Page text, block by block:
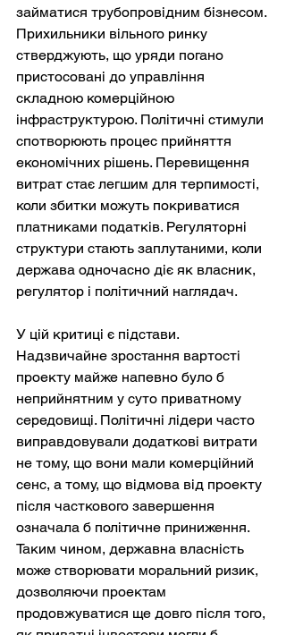
займатися трубопровідним бізнесом.
Прихильники вільного ринку
стверджують, що уряди погано
пристосовані до управління
складною комерційною
інфраструктурою. Політичні стимули
спотворюють процес прийняття
економічних рішень. Перевищення
витрат стає легшим для терпимості,
коли збитки можуть покриватися
платниками податків. Регуляторні
структури стають заплутаними, коли
держава одночасно діє як власник,
регулятор і політичний наглядач.
У цій критиці є підстави.
Надзвичайне зростання вартості
проекту майже напевно було б
неприйнятним у суто приватному
середовищі. Політичні лідери часто
виправдовували додаткові витрати
не тому, що вони мали комерційний
сенс, а тому, що відмова від проекту
після часткового завершення
означала б політичне приниження.
Таким чином, державна власність
може створювати моральний ризик,
дозволяючи проектам
продовжуватися ще довго після того,